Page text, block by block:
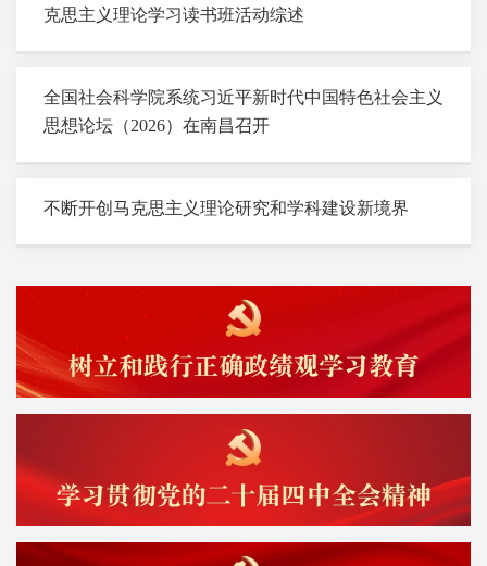
克思主义理论学习读书班活动综述
全国社会科学院系统习近平新时代中国特色社会主义
思想论坛（2026）在南昌召开
不断开创马克思主义理论研究和学科建设新境界